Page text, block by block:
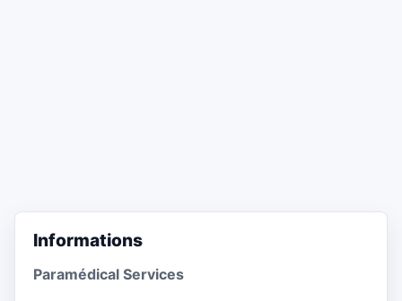
Informations
Paramédical Services